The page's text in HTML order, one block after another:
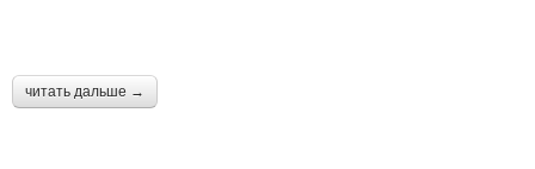
читать дальше →